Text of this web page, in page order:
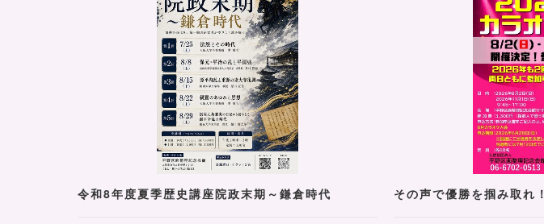
令和8年度夏季歴史講座院政末期～鎌倉時代 その声で優勝を掴み取れ！